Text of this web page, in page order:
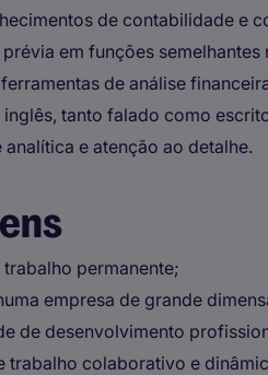
de contabilidade e
em funções
de análise
inglês, tanto falado como
e atenção ao detalhe.
permanente;
empresa de grande
de desenvolvimento
trabalho colaborativo e